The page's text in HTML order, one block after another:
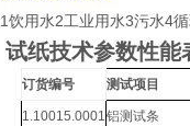
1饮用水2工业用水3污水4
试纸技术参数性能
订货编号 测试项目
1.10015.0001铝测试条